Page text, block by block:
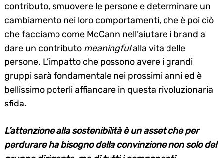
contributo, smuovere le persone e determinare un
cambiamento nei loro comportamenti, che è poi ciò
che facciamo come McCann nell’aiutare i brand a
dare un contributo meaningfulalla vita delle
persone. L’impatto che possono avere i grandi
gruppi sarà fondamentale nei prossimi anni ed è
bellissimo poterli affiancare in questa rivoluzionaria
sfida.
L’attenzione alla sostenibilità è un asset che per
perdurare ha bisogno della convinzione non solo del